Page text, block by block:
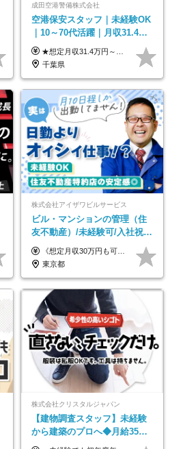
成田空港警備株式会社
空港保安スタッフ｜未経験OK
｜10～70代活躍｜月収31.4万
&賞与年2回｜家族・住宅手当
｜光熱費0円の単身寮
★想定月収31.4万円～＋賞与年2回（59万円以上） ★入社お祝い金15万円支給 ★水道+光熱費無料の家賃がリーズナブルな社員寮(単身寮)あり！ 月給24万5000円以上(基本給21万1000円＋業務別手当35,000円)＋賞与年2回（賞与支給額：59万円以上を想定）＋残業代全額 ※みなし残業なし！残業代は全額支給します。 ※資格手当・深夜手当など、様々な手当をご用意しています。 ※入社お祝い金は１か月経過後、3ヶ月経過後、6ヶ月経過後に各5万円ずつ給与に加算して支給いたします。 ※指定の検定資格をお持ちの方には別途手当を支給します。入社後に取得した場合は給与に加算し支給します。 ・施設警備 1級7,000円 2級4,000円 ・交通誘導 1級7,000円 2級4,000円 ・雑踏警備 1級7,000円 2級4,000円 など
千葉県
株式会社アイザワビルサービス
ビル・マンションの管理（住
友不動産）/未経験可/入社祝い
金10万円/月収30万円可/40～
50代活躍/S102
《想定月収30万円も可能！/想定年収380万円》 ■月給24万5000円以上＋賞与年2回(2カ月/2025年実績)＋時間外手当＋資格手当＋役職手当＋交通費 ………… ≪昇給、賞与、および各種諸手当について≫ ◇入社お祝い金（10万円 ※3カ月精勤後支給） ◇昇給/年1回 ◇賞与/年2回(2カ月/2025年実績) ◇時間外手当 ◇資格手当 └・ビル設備管理技能士1級（1万円/月） ・ビル設備管理技能士2級（5000円/月） ・建築物環境衛生管理技術者（1万円/月） ・防火管理技能者（3000円/月） ・消防設備士乙4類（3000円/月） 他 ◇役職手当 └・班長/サブリーダー/リーダー（5000円～2万円/月） ◇物件手当（最大2万円 ※物件により異なる） ◇退職金あり ※経験・年齢・能力を考慮した上、当社規定により優遇いたします。 ※3カ月の試用期間あり。その間の給与や福利厚生に差異はありません。 《モデル年収》 ・入社1年/35歳：年収380万円 ・入社3年/38歳：年収400万円
東京都
株式会社クリスタルジャパン
【建物調査スタッフ】未経験
から建築のプロへ◆月給35万
円～＋賞与年2回◆官公庁・